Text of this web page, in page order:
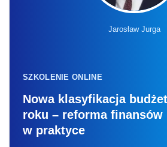
Jarosław Jurga
SZKOLENIE ONLINE
Nowa klasyfikacja
roku – reforma finansów
w praktyce